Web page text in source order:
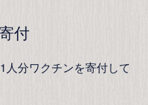
付
分ワクチンを寄付して